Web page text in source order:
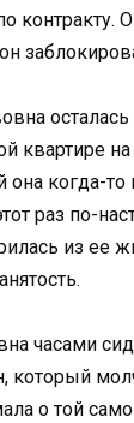
контракту.
квартире
она когда-
раз по-
из ее
часами
который
о той